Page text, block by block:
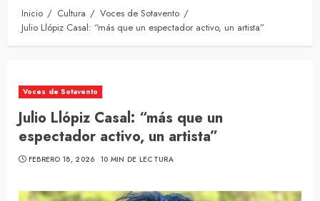
Inicio Cultura
Voces de Sotavento
Julio Llópiz Casal: “más que un espectador activo, un artista”
Voces de Sotavento
Julio Llópiz Casal: “más que un
espectador activo, un artista”
FEBRERO 18, 2026 10 MIN DE LECTURA